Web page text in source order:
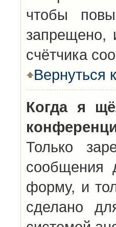
чтобы
запрещено,
счётчика
Вернуться
Когда я
Только
сообщения
форму, и
сделано